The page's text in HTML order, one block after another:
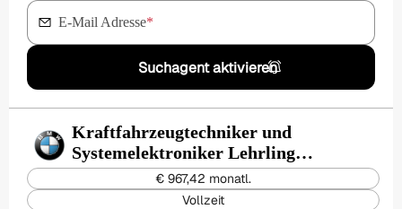
E-Mail Adresse*
Suchagent aktivieren
Kraftfahrzeugtechniker und
Systemelektroniker Lehrling
(m/w/d)
€ 967,42 monatl.
Vollzeit